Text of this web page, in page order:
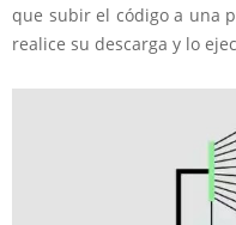
que subir el código a una
realice su descarga y lo